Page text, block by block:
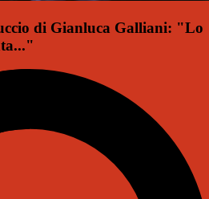
di Gianluca Galliani: "Lo